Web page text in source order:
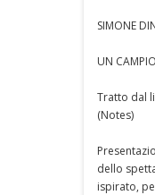
SIMONE
UN
Tratto dal
(Notes)
dello
ispirato,